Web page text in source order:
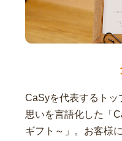
CaSyを代表するトッ
思いを言語化した「
ギフト～」。お客様